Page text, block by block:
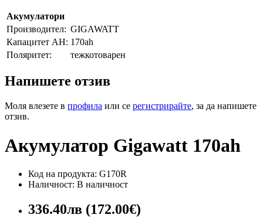
Акумулатори
Производител: GIGAWATT
Капацитет AH: 170ah
Поляритет:
тежкотоварен
Напишете отзив
Моля влезете в профила или се регистрирайте, за да напишете
отзив.
Акумулатор Gigawatt 170ah
Код на продукта: G170R
Наличност: В наличност
336.40лв (172.00€)